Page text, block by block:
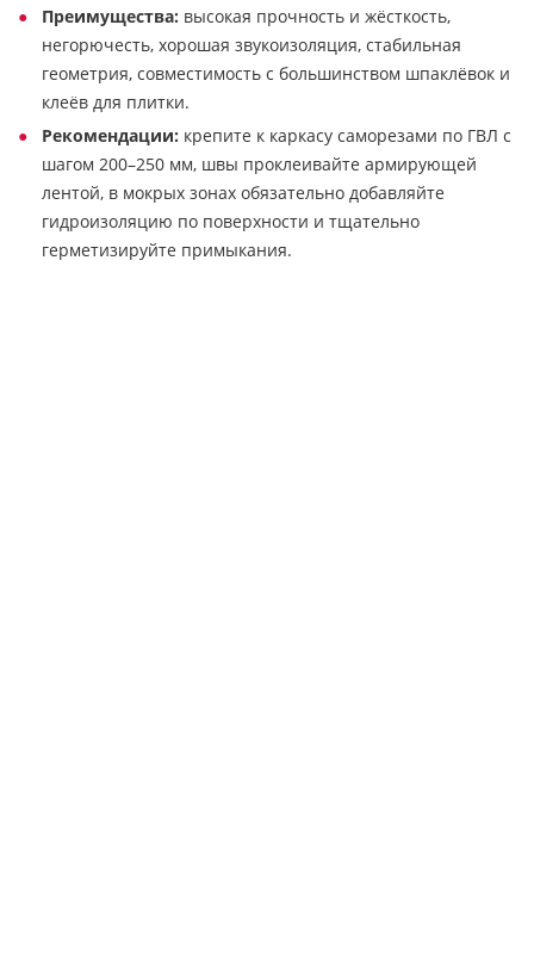
Преимущества: высокая прочность и жёсткость,
негорючесть, хорошая звукоизоляция, стабильная
геометрия, совместимость с большинством шпаклёвок и
клеёв для плитки.
Рекомендации: крепите к каркасу саморезами по ГВЛ с
шагом 200–250 мм, швы проклеивайте армирующей
лентой, в мокрых зонах обязательно добавляйте
гидроизоляцию по поверхности и тщательно
герметизируйте примыкания.